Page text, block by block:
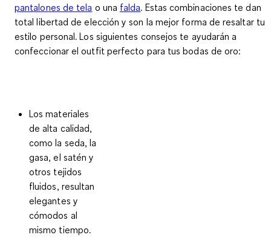
pantalones de tela o una falda. Estas combinaciones te dan
total libertad de elección y son la mejor forma de resaltar tu
estilo personal. Los siguientes consejos te ayudarán a
confeccionar el outfit perfecto para tus bodas de oro:
Los materiales
de alta calidad,
como la seda, la
gasa, el satén y
otros tejidos
fluidos, resultan
elegantes y
cómodos al
mismo tiempo.